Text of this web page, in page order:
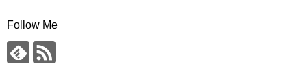
Follow Me